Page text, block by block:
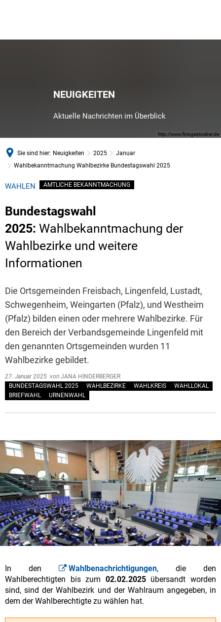
http://www.fotogestoeber.de
NEUIGKEITEN
Aktuelle Nachrichten im Überblick
Sie sind hier: Neuigkeiten 2025
Januar
Wahlbekanntmachung Wahlbezirke Bundestagswahl 2025
WAHLEN AMTLICHE BEKANNTMACHUNG
Bundestagswahl
2025: Wahlbekanntmachung der
Wahlbezirke und weitere
Informationen
Die Ortsgemeinden Freisbach, Lingenfeld, Lustadt,
Schwegenheim, Weingarten (Pfalz), und Westheim
(Pfalz) bilden einen oder mehrere Wahlbezirke. Für
den Bereich der Verbandsgemeinde Lingenfeld mit
den genannten Ortsgemeinden wurden 11
Wahlbezirke gebildet.
27. Januar 2025 von JANA HINDERBERGER
BUNDESTAGSWAHL 2025
WAHLBEZIRKE WAHLKREIS
WAHLLOKAL
BRIEFWAHL
URNENWAHL
In den Wahlbenachrichtigungen, die den
Wahlberechtigten bis zum 02.02.2025übersandt worden
sind, sind der Wahlbezirk und der Wahlraum angegeben, in
dem der Wahlberechtigte zu wählen hat.